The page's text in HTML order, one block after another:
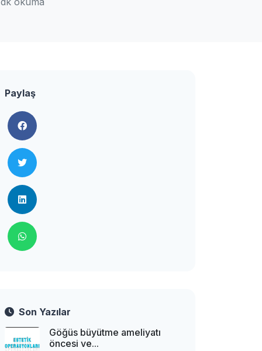
Paylaş
Son Yazılar
Göğüs büyütme ameliyatı
öncesi ve...